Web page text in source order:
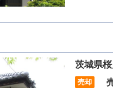
茨城県
売却